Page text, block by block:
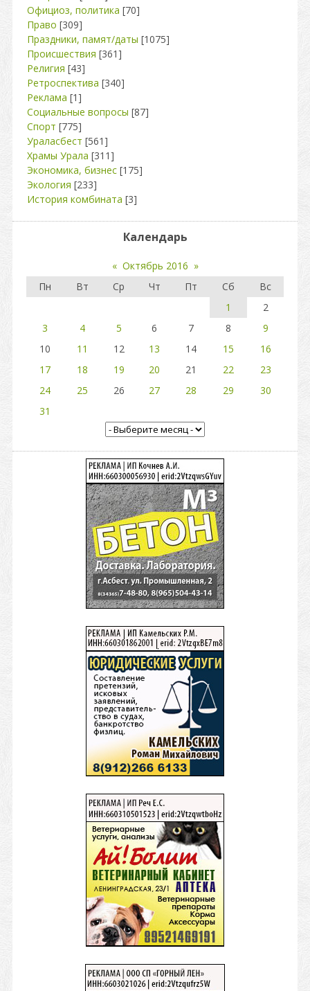
Официоз, политика [70]
Право [309]
Праздники, памят/даты [1075]
Происшествия [361]
Религия [43]
Ретроспектива [340]
Реклама [1]
Социальные вопросы [87]
Спорт [775]
Ураласбест [561]
Храмы Урала [311]
Экономика, бизнес [175]
Экология [233]
История комбината [3]
Календарь
« Октябрь 2016 »
Пн
Вт Ср Чт Пт Сб
Вс
1
2
3
4 5 6 7 8
9
10
11 12 13 14 15
16
17
18 19 20 21 22
23
24
25 26 27 28 29
30
31